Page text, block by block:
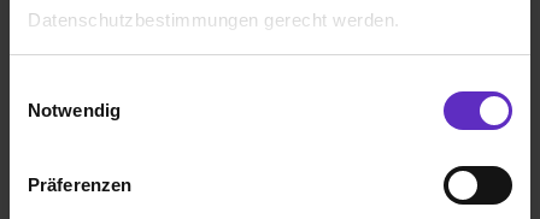
Datenschutzbestimmungen gerecht werden.
Benutzung der Webseite getroffenen Einstellungen zu
Notwendig
Präferenzen
Ansprechpartner in Sachen IT wird ;) Außerdem lernt
man nie aus, da die Technik ständig im Wandel ist. Eine
arbeitet nicht nur Stumpf seine Aufgaben ab, sondern
steht immer wieder vor neuen Herausforderungen und
meistert. Der Beruf ist zukunftssicher, gut bezahlt und
macht in einem entsprechenden Arbeitsumfeld richtig